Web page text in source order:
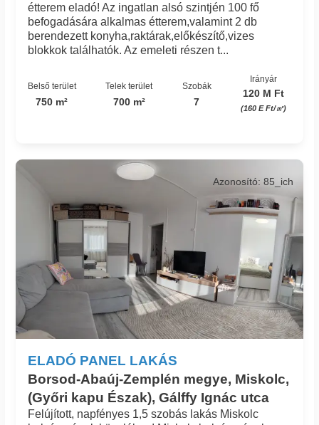
étterem eladó! Az ingatlan alsó szintjén 100 fő
befogadására alkalmas étterem,valamint 2 db
berendezett konyha,raktárak,előkészítő,vizes
blokkok találhatók. Az emeleti részen t...
Belső terület
750 m²
Telek terület
700 m²
Szobák
7
Irányár
120 M Ft
(160 E Ft/㎡)
ELADÓ PANEL LAKÁS
Borsod-Abaúj-Zemplén megye, Miskolc,
(Győri kapu Észak), Gálffy Ignác utca
Azonosító: 85_ich
Felújított, napfényes 1,5 szobás lakás Miskolc